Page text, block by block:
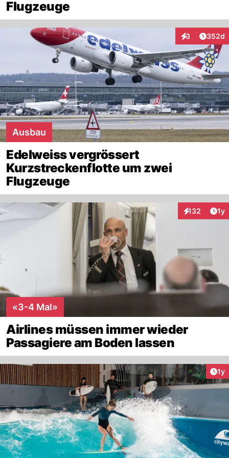
Flugzeuge
3
Interaktionen
352d
Ausbau
Edelweiss vergrössert
Kurzstreckenflotte um zwei
Flugzeuge
132
Interaktionen
1y
«3-4 Mal»
Airlines müssen immer wieder
Passagiere am Boden lassen
1y